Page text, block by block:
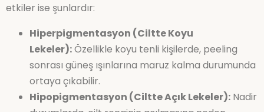
etkiler ise şunlardır:
Hiperpigmentasyon (Ciltte Koyu
Lekeler):Özellikle koyu tenli kişilerde, peeling
sonrası güneş ışınlarına maruz kalma durumunda
ortaya çıkabilir.
Hipopigmentasyon (Ciltte Açık Lekeler): Nadir